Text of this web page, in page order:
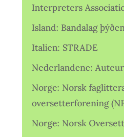
Interpreters
Island: Bandalag
Italien: STRADE
Nederlandene:
Norge: Norsk
oversetterforening
Norge: Norsk